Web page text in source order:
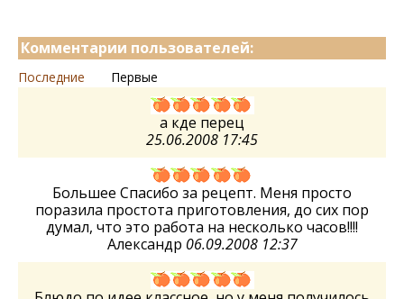
Комментарии пользователей:
Последние Первые
а кде перец
25.06.2008 17:45
Большее Спасибо за рецепт. Меня просто
поразила простота приготовления, до сих пор
думал, что это работа на несколько часов!!!!
Александр 06.09.2008 12:37